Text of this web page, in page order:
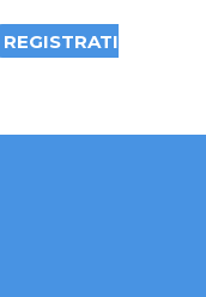
REGISTRATI